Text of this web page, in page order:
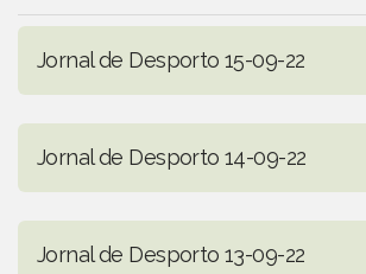
Jornal de Desporto 15-09-22
Jornal de Desporto 14-09-22
Jornal de Desporto 13-09-22